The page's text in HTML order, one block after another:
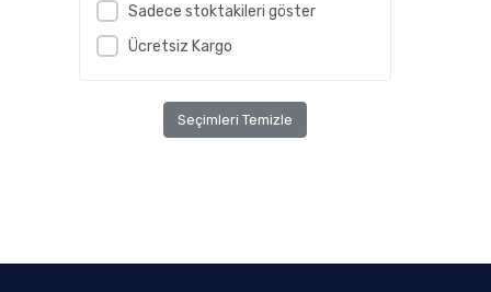
Sadece stoktakileri göster
Ücretsiz Kargo
Seçimleri Temizle